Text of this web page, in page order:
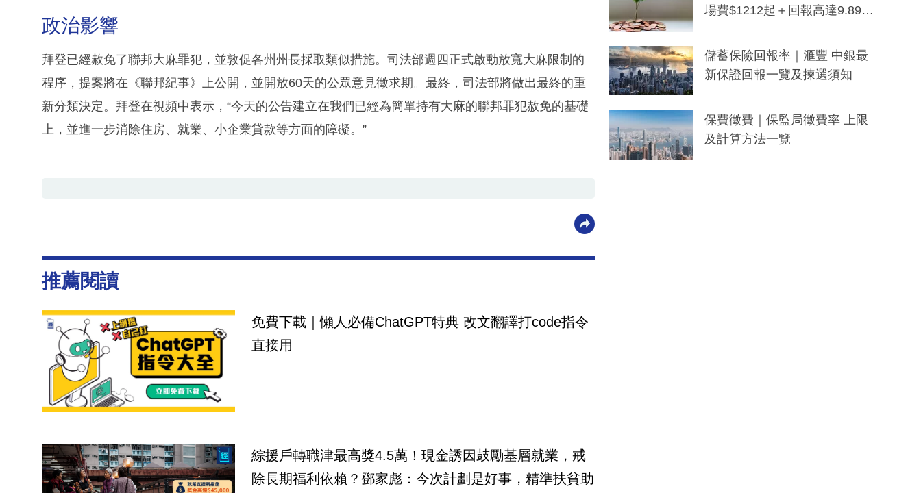
政治影響
拜登已經赦免了聯邦大麻罪犯，並敦促各州州長採取類似措施。司法部週四正式啟動放寬大麻限制的
程序，提案將在《聯邦紀事》上公開，並開放60天的公眾意見徵求期。最終，司法部將做出最終的重
新分類決定。拜登在視頻中表示，“今天的公告建立在我們已經為簡單持有大麻的聯邦罪犯赦免的基礎
上，並進一步消除住房、就業、小企業貸款等方面的障礙。”
推薦閱讀
免費下載｜懶人必備ChatGPT特典 改文翻譯打code指令
直接用
綜援戶轉職津最高獎4.5萬！現金誘因鼓勵基層就業，戒
除長期福利依賴？鄧家彪：今次計劃是好事，精準扶貧助
場費$1212起＋回報高達9.89
儲蓄保險回報率｜滙豐 中銀最
新保證回報一覽及揀選須知
保費徵費｜保監局徵費率 上限
及計算方法一覽